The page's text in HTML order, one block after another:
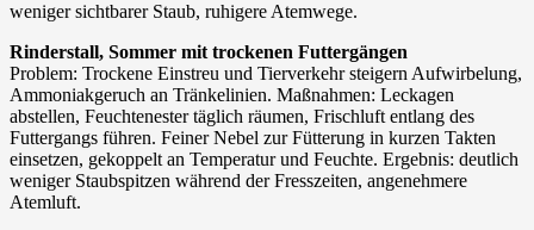
weniger sichtbarer Staub, ruhigere Atemwege.
Rinderstall, Sommer mit trockenen Futtergängen
Problem: Trockene Einstreu und Tierverkehr steigern Aufwirbelung,
Ammoniakgeruch an Tränkelinien. Maßnahmen: Leckagen
abstellen, Feuchtenester täglich räumen, Frischluft entlang des
Futtergangs führen. Feiner Nebel zur Fütterung in kurzen Takten
einsetzen, gekoppelt an Temperatur und Feuchte. Ergebnis: deutlich
weniger Staubspitzen während der Fresszeiten, angenehmere
Atemluft.